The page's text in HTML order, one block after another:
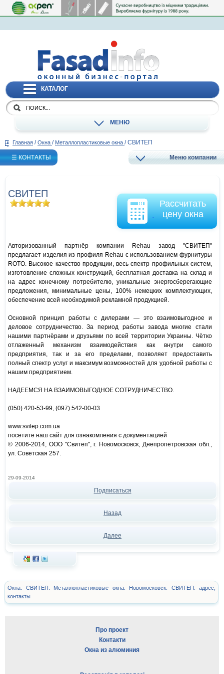
КАТАЛОГ
МЕНЮ
Главная / Окна / Металлопластиковые окна / СВИТЕП
☰ КОНТАКТЫ Меню компании
СВИТЕП
Рассчитать
цену окна
Авторизованный партнёр компании Rehau завод "СВИТЕП"
предлагает изделия из профиля Rehau с использованием фурнитуры
ROTO. Высокое качество продукции, весь спектр профильных систем,
изготовление сложных конструкций, бесплатная доставка на склад и
на адрес конечному потребителю, уникальные энергосберегающие
предложения, минимальные цены, 100% немецких комплектующих,
обеспечение всей необходимой рекламной продукцией.
Основной принцип работы с дилерами — это взаимовыгодное и
деловое сотрудничество. За период работы завода многие стали
нашими партнёрами и друзьями по всей территории Украины. Чётко
отлаженный механизм взаимодействия как внутри самого
предприятия, так и за его пределами, позволяет предоставить
полный спектр услуг и максимум возможностей для удобной работы с
нашим предприятием.
НАДЕЕМСЯ НА ВЗАИМОВЫГОДНОЕ СОТРУДНИЧЕСТВО.
(050) 420-53-99, (097) 542-00-03
www.svitep.com.ua
посетите наш сайт для ознакомления с документацией
© 2006-2014, ООО "Свитеп", г. Новомосковск, Днепропетровская обл.,
ул. Советская 257.​
29-09-2014
Подписаться
Назад
Далее
Окна. СВИТЕП. Металлопластиковые окна. Новомосковск. СВИТЕП: адрес,
контакты
Про проект
Контакти
Окна из алюминия